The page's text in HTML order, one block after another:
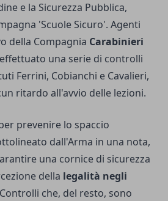
e la Sicurezza Pubblica,
'Scuole Sicuro'. Agenti
della Compagnia Carabinieri
una serie di controlli
Ferrini, Cobianchi e Cavalieri,
ritardo all'avvio delle lezioni.
prevenire lo spaccio
dall'Arma in una nota,
una cornice di sicurezza
della legalità negli
che, del resto, sono